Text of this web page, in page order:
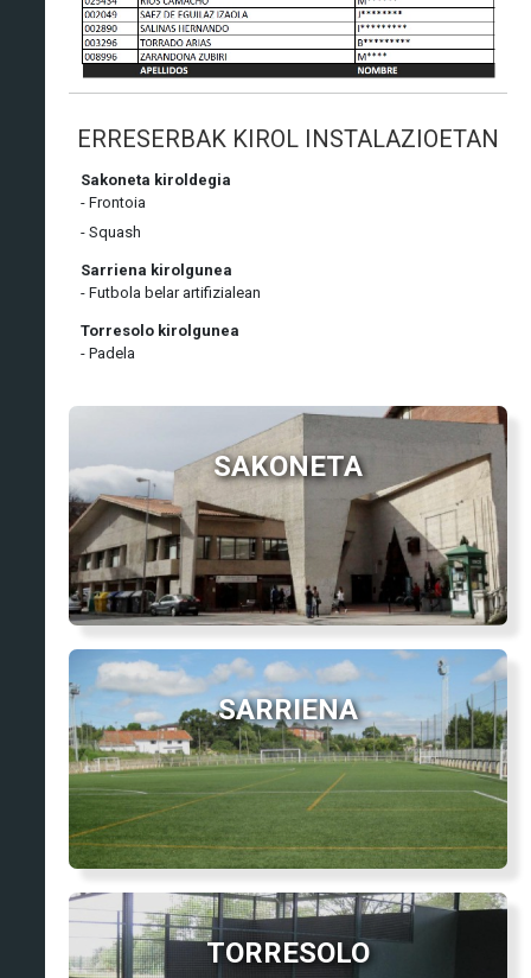
ERRESERBAK KIROL INSTALAZIOETAN
Sakoneta kiroldegia
- Frontoia
- Squash
Sarriena kirolgunea
- Futbola belar artifizialean
Torresolo kirolgunea
- Padela
SAKONETA
SARRIENA
TORRESOLO